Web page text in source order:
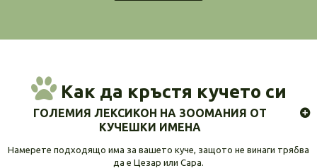
Как да кръстя кучето си
ГОЛЕМИЯ ЛЕКСИКОН НА ЗООМАНИЯ ОТ
КУЧЕШКИ ИМЕНА
Намерете подходящо има за вашето куче, защото не винаги трябва
да е Цезар или Сара.